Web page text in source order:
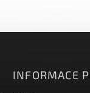
INFORMACE